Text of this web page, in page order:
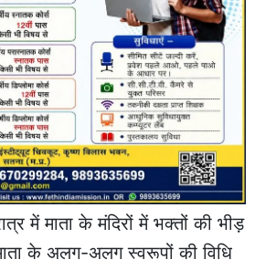
में माता के मंदिरों में भक्तों की भीड़
के अलग-अलग स्वरूपों की विधि